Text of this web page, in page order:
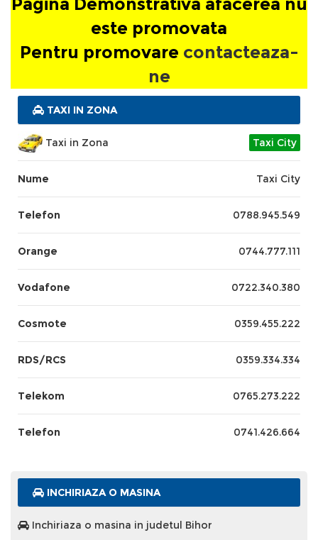
Pagina Demonstrativa afacerea nu este
promovata
Pentru promovarecontacteaza-ne
este promovata
Pentru promovare contacteaza-
ne
TAXI IN ZONA
Taxi in Zona Taxi City
Nume Taxi City
Telefon 0788.945.549
Orange 0744.777.111
Vodafone 0722.340.380
Cosmote 0359.455.222
RDS/RCS 0359.334.334
Telekom 0765.273.222
Telefon 0741.426.664
INCHIRIAZA O MASINA
Inchiriaza o masina in judetul Bihor